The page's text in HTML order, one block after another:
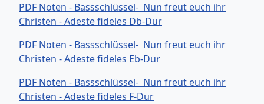
PDF Noten - Bassschlüssel- Nun freut euch ihr
Christen - Adeste fideles Db-Dur
PDF Noten - Bassschlüssel- Nun freut euch ihr
Christen - Adeste fideles Eb-Dur
PDF Noten - Bassschlüssel- Nun freut euch ihr
Christen - Adeste fideles F-Dur